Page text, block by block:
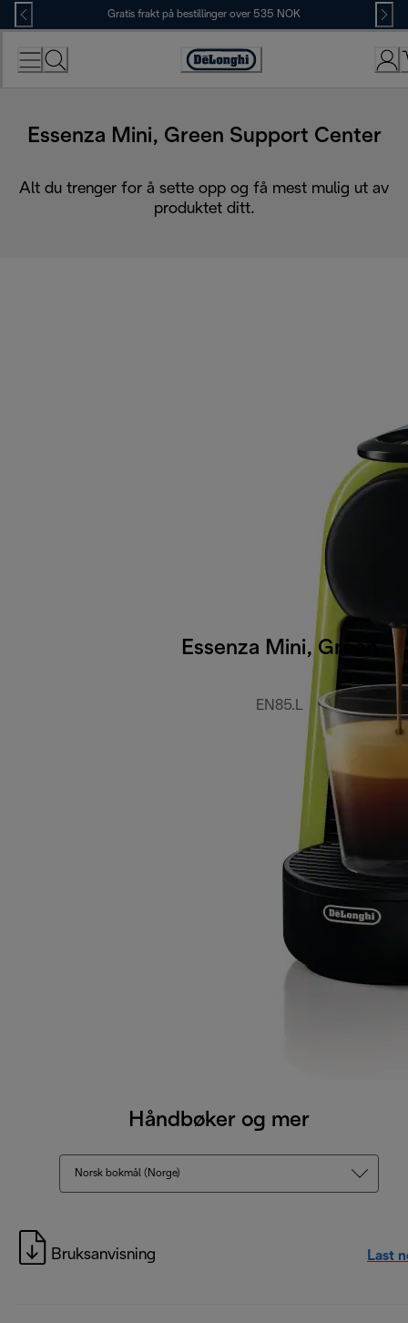
Skip
to
Content
Gratis frakt på bestillinger over 535 NOK
Accessibility
Essenza Mini, Green Support Center
Alt du trenger for å sette opp og få mest mulig ut av
produktet ditt.
Essenza Mini, Green
EN85.L
Håndbøker og mer
Norsk bokmål (Norge)
Bruksanvisning Last